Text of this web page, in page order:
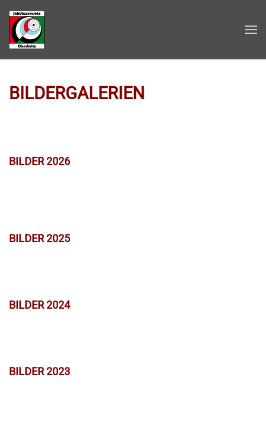
Zum Hauptinhalt springen
BILDERGALERIEN
BILDER 2026
BILDER 2025
BILDER 2024
BILDER 2023